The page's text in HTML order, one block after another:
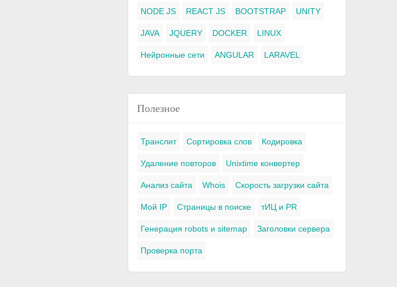
NODE JS REACT JS BOOTSTRAP UNITY
JAVA JQUERY DOCKER LINUX
Нейронные сети ANGULAR LARAVEL
Полезное
Транслит Сортировка слов Кодировка
Удаление повторов Unixtime конвертер
Анализ сайта Whois Скорость загрузки сайта
Мой IP Страницы в поиске тИЦ и PR
Генерация robots и sitemap Заголовки сервера
Проверка порта